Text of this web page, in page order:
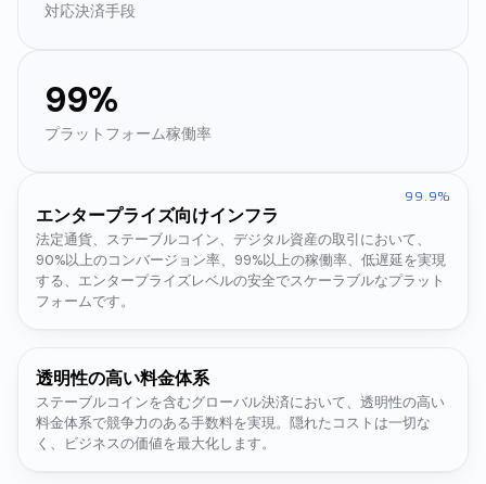
対応決済手段
99%
プラットフォーム稼働率
99.9%
エンタープライズ向けインフラ
法定通貨、ステーブルコイン、デジタル資産の取引において、
90%以上のコンバージョン率、99%以上の稼働率、低遅延を実現
する、エンタープライズレベルの安全でスケーラブルなプラット
フォームです。
透明性の高い料金体系
ステーブルコインを含むグローバル決済において、透明性の高い
料金体系で競争力のある手数料を実現。隠れたコストは一切な
く、ビジネスの価値を最大化します。